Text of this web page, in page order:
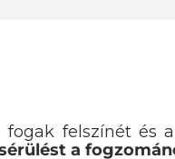
felszínét és a
a